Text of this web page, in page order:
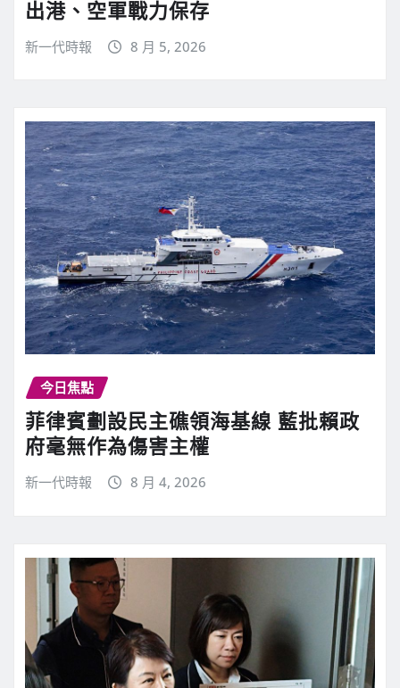
出港、空軍戰力保存
新一代時報 8 月 5, 2026
今日焦點
菲律賓劃設民主礁領海基線 藍批賴政
府毫無作為傷害主權
新一代時報 8 月 4, 2026